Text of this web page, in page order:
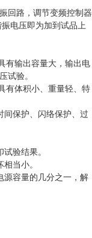
回路，调节变频控制器
电压即为加到试品上
有输出容量大，输出电
试验。
有体积小、重量轻、特
保护、闪络保护、过
验结果。
当小。
源容量的几分之一，解